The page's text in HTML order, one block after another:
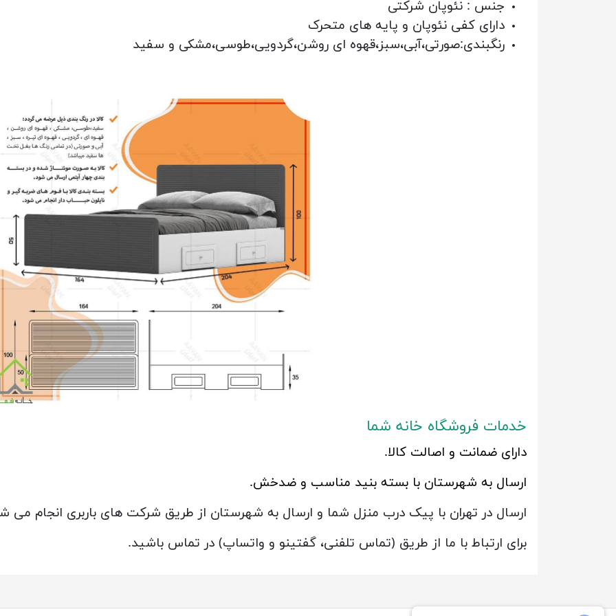
جنس : نئوپان شرکتی
دارای کفی نئوپان و پایه های متحرک
رنگبندی:صورتی،آبی،سبز،قهوه ای روشن،گردویی،طوسی،مشکی و سفید
خدمات فروشگاه خانه شما
دارای ضمانت و اصالت کالا.
ارسال به شهرستان با بسته بنید مناسب و ضدخش.
ارسال در تهران با پیک درب منزل شما و ارسال به شهرستان از طریق شرکت های باربری انجام می
برای ارتباط با ما از طریق (تماس تلفنی، گفتینو و واتساپ) در تماس باشید.